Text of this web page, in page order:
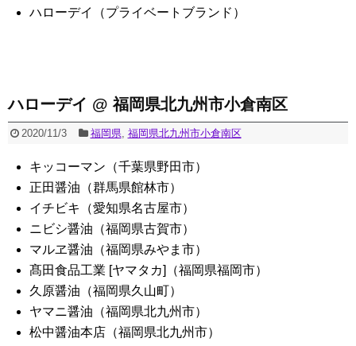
ハローデイ（プライベートブランド）
ハローデイ @ 福岡県北九州市小倉南区
2020/11/3 福岡県, 福岡県北九州市小倉南区
キッコーマン（千葉県野田市）
正田醤油（群馬県館林市）
イチビキ（愛知県名古屋市）
ニビシ醤油（福岡県古賀市）
マルヱ醤油（福岡県みやま市）
髙田食品工業 [ヤマタカ]（福岡県福岡市）
久原醤油（福岡県久山町）
ヤマニ醤油（福岡県北九州市）
松中醤油本店（福岡県北九州市）